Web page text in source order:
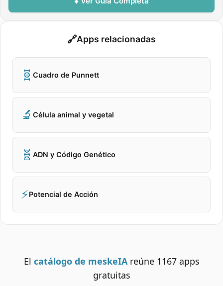
🔗Apps relacionadas
🧬 Cuadro de Punnett
🔬 Célula animal y vegetal
🧬 ADN y Código Genético
⚡Potencial de Acción
El catálogo de meskeIA reúne 1167apps
gratuitas